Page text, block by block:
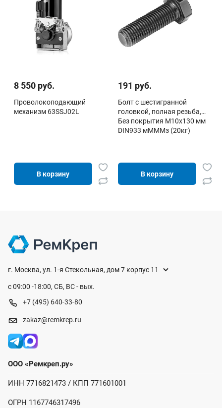
8 550 руб.
Проволокоподающий
механизм 63SSJ02L
В корзину
191 руб.
Болт с шестигранной
головкой, полная резьба,
Без покрытия М10х130 мм
DIN933 мМММз (20кг)
В корзину
г. Москва, ул. 1-я Стекольная, дом 7 корпус 11
с 09:00 -18:00, СБ, ВС - вых.
+7 (495) 640-33-80
zakaz@remkrep.ru
ООО «Ремкреп.ру»
ИНН 7716821473 / КПП 771601001
ОГРН 1167746317496